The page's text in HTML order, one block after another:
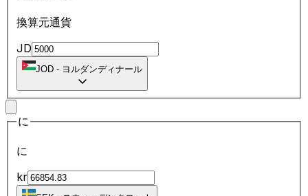
換算元通貨
JD
JOD - ヨルダンディナール
に
に
kr